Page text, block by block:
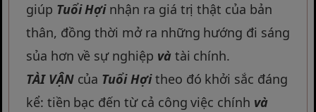
giúp Tuổi Hợinhận ra giá trị thật của bản
thân, đồng thời mở ra những hướng đi sáng
sủa hơn về sự nghiệp vàtài chính.
TÀI VẬNcủa Tuổi Hợitheo đó khởi sắc đáng
kể: tiền bạc đến từ cả công việc chính và